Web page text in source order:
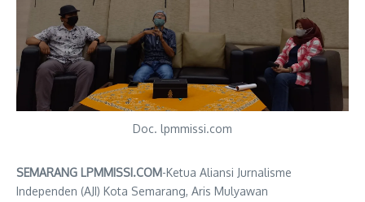
Doc. lpmmissi.com
SEMARANG LPMMISSI.COM-Ketua Aliansi Jurnalisme
Independen (AJI) Kota Semarang, Aris Mulyawan